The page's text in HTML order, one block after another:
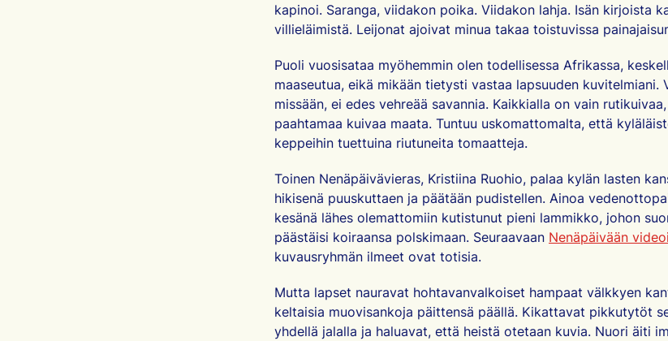
kapinoi. Saranga, viidakon poika. Viidakon lahja. Isän kirjoista
villieläimistä. Leijonat ajoivat minua takaa toistuvissa
Puoli vuosisataa myöhemmin olen todellisessa Afrikassa,
maaseutua, eikä mikään tietysti vastaa lapsuuden kuvitelmiani.
missään, ei edes vehreää savannia. Kaikkialla on vain
paahtamaa kuivaa maata. Tuntuu uskomattomalta, että
keppeihin tuettuina riutuneita tomaatteja.
Toinen Nenäpäivävieras, Kristiina Ruohio, palaa kylän lasten
hikisenä puuskuttaen ja päätään pudistellen. Ainoa
kesänä lähes olemattomiin kutistunut pieni lammikko, johon
päästäisi koiraansa polskimaan. Seuraavaan Nenäpäivään
kuvausryhmän ilmeet ovat totisia.
Mutta lapset nauravat hohtavanvalkoiset hampaat välkkyen
keltaisia muovisankoja päittensä päällä. Kikattavat pikkutytöt
yhdellä jalalla ja haluavat, että heistä otetaan kuvia. Nuori äiti